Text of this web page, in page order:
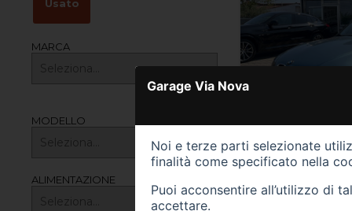
Usato
MARCA
MODELLO
ALIMENTAZIONE
BMW Z3
Garage Via Nova
Noi e terze parti selezionate
finalità come specificato nella
Puoi acconsentire all’utilizzo di
accettare.